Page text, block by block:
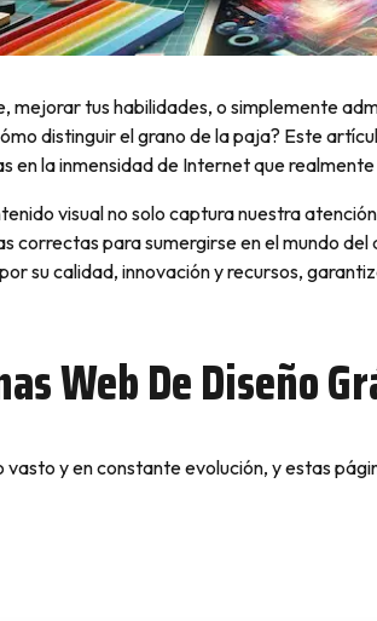
mejorar tus habilidades, o simplemente
distinguir el grano de la paja? Este
en la inmensidad de Internet que
visual no solo captura nuestra
correctas para sumergirse en el mundo
su calidad, innovación y recursos,
Web De Diseño
vasto y en constante evolución, y estas